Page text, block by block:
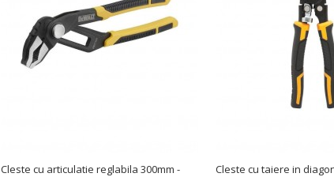
Cleste cu articulatie reglabila 300mm -
Cleste cu taiere in